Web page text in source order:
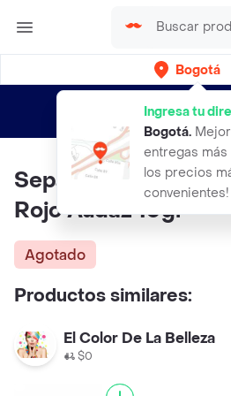
Bogotá
Ingresa tu
Bogotá.
entregas más
los precios
convenientes!
envíos gratis por
Separador De
Rojo Audaz 10gr
Agotado
Productos similares:
El Color De La Belleza
$0